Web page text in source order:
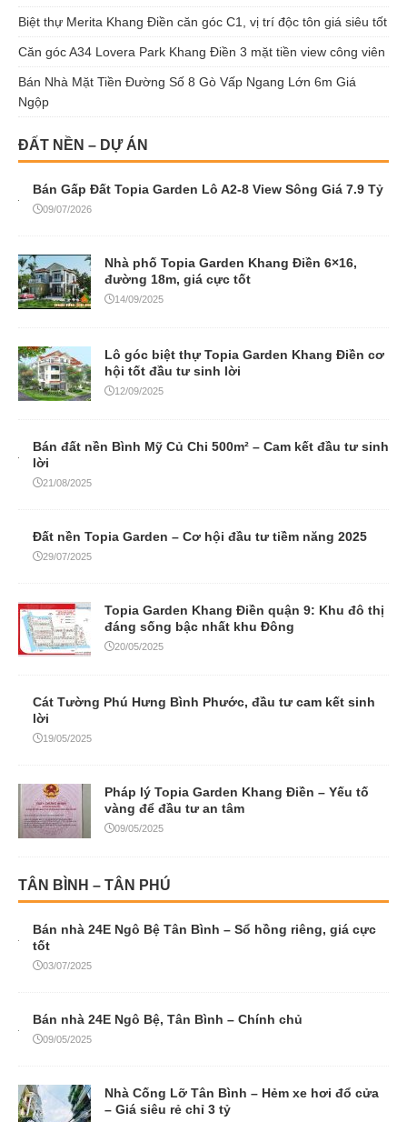
Biệt thự Merita Khang Điền căn góc C1, vị trí độc tôn giá siêu tốt
Căn góc A34 Lovera Park Khang Điền 3 mặt tiền view công viên
Bán Nhà Mặt Tiền Đường Số 8 Gò Vấp Ngang Lớn 6m Giá
Ngộp
ĐẤT NỀN – DỰ ÁN
Bán Gấp Đất Topia Garden Lô A2-8 View Sông Giá 7.9 Tỷ
09/07/2026
Nhà phố Topia Garden Khang Điền 6×16,
đường 18m, giá cực tốt
14/09/2025
Lô góc biệt thự Topia Garden Khang Điền cơ
hội tốt đầu tư sinh lời
12/09/2025
Bán đất nền Bình Mỹ Củ Chi 500m² – Cam kết đầu tư sinh
lời
21/08/2025
Đất nền Topia Garden – Cơ hội đầu tư tiềm năng 2025
29/07/2025
Topia Garden Khang Điền quận 9: Khu đô thị
đáng sống bậc nhất khu Đông
20/05/2025
Cát Tường Phú Hưng Bình Phước, đầu tư cam kết sinh
lời
19/05/2025
Pháp lý Topia Garden Khang Điền – Yếu tố
vàng để đầu tư an tâm
09/05/2025
TÂN BÌNH – TÂN PHÚ
Bán nhà 24E Ngô Bệ Tân Bình – Sổ hồng riêng, giá cực
tốt
03/07/2025
Bán nhà 24E Ngô Bệ, Tân Bình – Chính chủ
09/05/2025
Nhà Cống Lỡ Tân Bình – Hẻm xe hơi đổ cửa
– Giá siêu rẻ chỉ 3 tỷ